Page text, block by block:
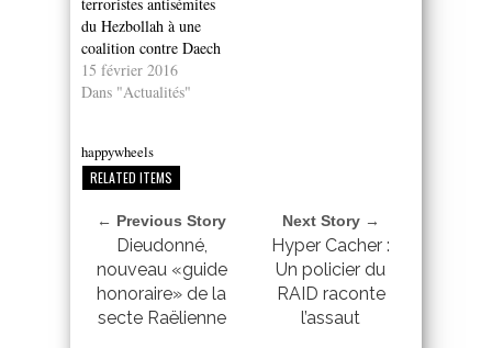
du Hezbollah à une
coalition contre Daech
15 février 2016
Dans "Actualités"
happywheels
RELATED ITEMS
← Previous Story
Dieudonné,
nouveau «guide
honoraire» de la
secte Raëlienne
Next Story →
Hyper Cacher :
Un policier du
RAID raconte
l’assaut